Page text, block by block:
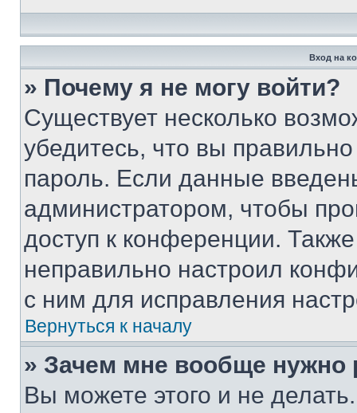
Вход на
» Почему я не могу войти?
Существует несколько
убедитесь, что вы
пароль. Если данные
администратором, чтобы
доступ к конференции.
неправильно настроил
с ним для исправления
Вернуться к началу
» Зачем мне вообще нужно
Вы можете этого и не